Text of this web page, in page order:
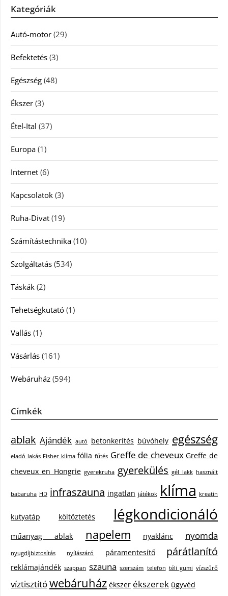
Kategóriák
Autó-motor (29)
Befektetés (3)
Egészség (48)
Ékszer (3)
Étel-Ital (37)
Europa (1)
Internet (6)
Kapcsolatok (3)
Ruha-Divat (19)
Számítástechnika (10)
Szolgáltatás (534)
Táskák (2)
Tehetségkutató (1)
Vallás (1)
Vásárlás (161)
Webáruház (594)
Címkék
ablak Ajándék autó betonkerítés búvóhely egészség
eladó lakás Fisher klíma fólia fűtés Greffe de cheveux Greffe de
cheveux en Hongrie gyerekruha gyerekülés gél lakk használt
babaruha HD infraszauna ingatlan játékok klíma kreatin
kutyatáp költöztetés légkondicionáló
műanyag ablak napelem nyaklánc nyomda
nyugdíjbiztosítás nyílászáró páramentesítő párátlanító
reklámajándék szappan szauna szerszám telefon téli gumi vízszűrő
víztisztítówebáruház ékszer ékszerek ügyvéd